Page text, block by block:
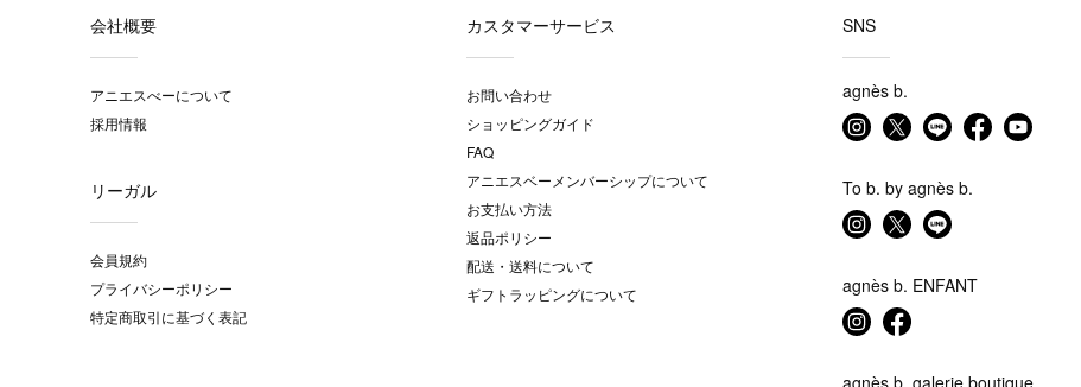
会社概要
アニエスべーについて
採用情報
リーガル
会員規約
プライバシーポリシー
特定商取引に基づく表記
カスタマーサービス
お問い合わせ
ショッピングガイド
FAQ
アニエスベーメンバーシップについて
お支払い方法
返品ポリシー
配送・送料について
ギフトラッピングについて
SNS
agnès b.
To b. by agnès b.
agnès b. ENFANT
agnès b. galerie boutique